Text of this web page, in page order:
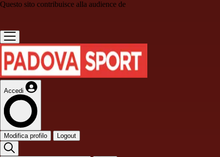
Questo sito contribuisce alla audience de
Accedi
Modifica profilo Logout